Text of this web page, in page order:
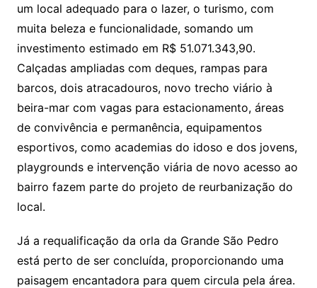
um local adequado para o lazer, o turismo, com
muita beleza e funcionalidade, somando um
investimento estimado em R$ 51.071.343,90.
Calçadas ampliadas com deques, rampas para
barcos, dois atracadouros, novo trecho viário à
beira-mar com vagas para estacionamento, áreas
de convivência e permanência, equipamentos
esportivos, como academias do idoso e dos jovens,
playgrounds e intervenção viária de novo acesso ao
bairro fazem parte do projeto de reurbanização do
local.
Já a requalificação da orla da Grande São Pedro
está perto de ser concluída, proporcionando uma
paisagem encantadora para quem circula pela área.